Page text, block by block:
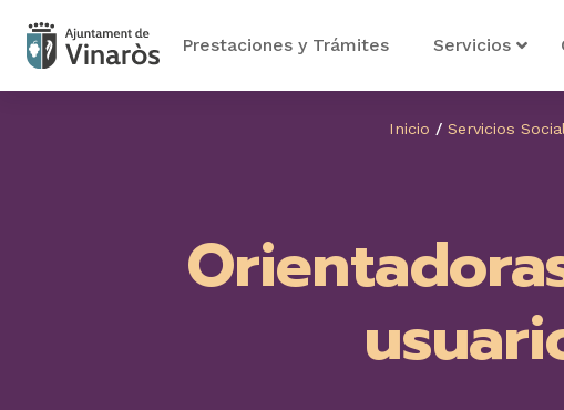
Prestaciones y Trámites Servicios
Inicio / Servicios